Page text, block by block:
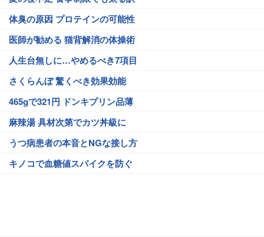
体臭の原因 プロテインの可能性
医師が勧める 猫背解消の体操術
人生台無しに…やめるべき7項目
さくらんぼ 驚くべき効果効能
465gで321円 ドンキプリン品薄
麻辣湯 具材次第でカツ丼級に
うつ病患者の本音とNGな接し方
キノコで血糖値スパイクを防ぐ